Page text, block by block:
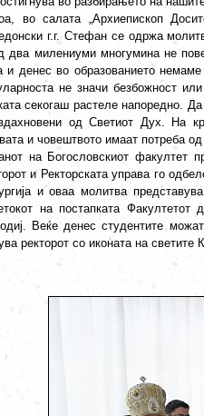
во салата „Архиепископ
г.г. Стефан се одржа
два милениуми многумина не
и денес во образованието
не значи безбожност
секогаш растеле напоредно.
од Светиот Дух. На
и човештвото имаат потреба
на Богословскиот факултет
и Ректорската управа го
и оваа молитва
на постапката
Веќе денес студентите
ректорот со иконата на светите